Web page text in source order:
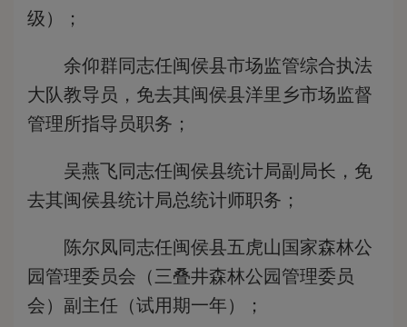
级）；
余仰群同志任闽侯县市场监管综合执法
大队教导员，免去其闽侯县洋里乡市场监督
管理所指导员职务；
吴燕飞同志任闽侯县统计局副局长，免
去其闽侯县统计局总统计师职务；
陈尔凤同志任闽侯县五虎山国家森林公
园管理委员会（三叠井森林公园管理委员
会）副主任（试用期一年）；